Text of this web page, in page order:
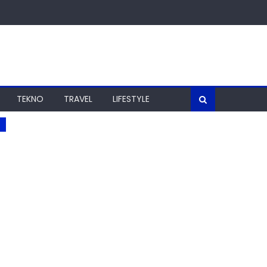
TEKNO TRAVEL LIFESTYLE